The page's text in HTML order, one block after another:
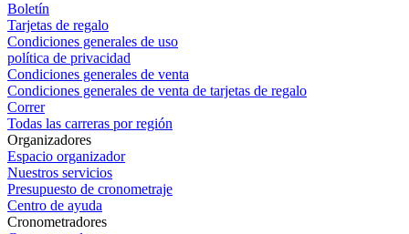
Boletín
Tarjetas de regalo
Condiciones generales de uso
política de privacidad
Condiciones generales de venta
Condiciones generales de venta de tarjetas de regalo
Correr
Todas las carreras por región
Organizadores
Espacio organizador
Nuestros servicios
Presupuesto de cronometraje
Centro de ayuda
Cronometradores